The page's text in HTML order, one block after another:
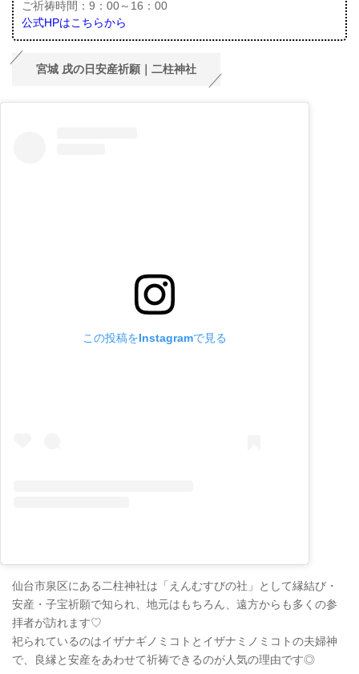
ご祈祷時間：9：00～16：00
公式HPはこちらから
宮城 戌の日安産祈願｜二柱神社
この投稿をInstagramで見る
仙台市泉区にある二柱神社は「えんむすびの社」として縁結び・
安産・子宝祈願で知られ、地元はもちろん、遠方からも多くの参
拝者が訪れます♡
祀られているのはイザナギノミコトとイザナミノミコトの夫婦神
で、良縁と安産をあわせて祈祷できるのが人気の理由です◎